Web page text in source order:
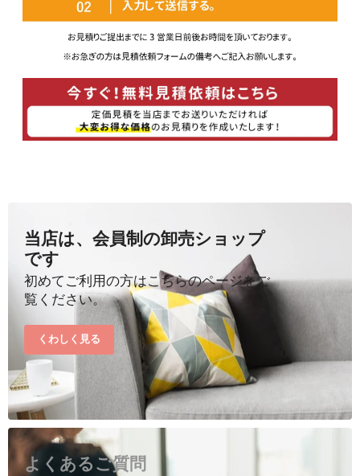
当店は、会員制の卸売ショップ
です
初めてご利用の方はこちらのページをご
覧ください。
くわしく見る
よくあるご質問